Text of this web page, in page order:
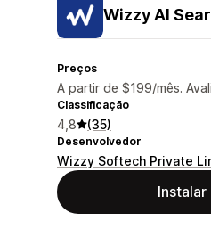
Wizzy AI
Preços
A partir de $199/mês.
Classificação
4,8 (35)
Desenvolvedor
Wizzy Softech Private
Instalar